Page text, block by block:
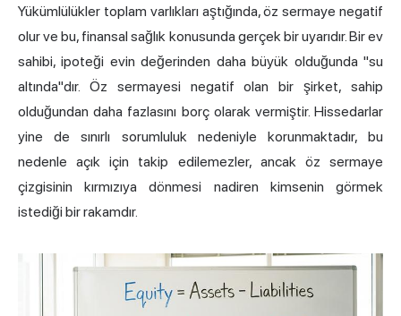
Yükümlülükler toplam varlıkları aştığında, öz sermaye negatif
olur ve bu, finansal sağlık konusunda gerçek bir uyarıdır. Bir ev
sahibi, ipoteği evin değerinden daha büyük olduğunda "su
altında"dır. Öz sermayesi negatif olan bir şirket, sahip
olduğundan daha fazlasını borç olarak vermiştir. Hissedarlar
yine de sınırlı sorumluluk nedeniyle korunmaktadır, bu
nedenle açık için takip edilemezler, ancak öz sermaye
çizgisinin kırmızıya dönmesi nadiren kimsenin görmek
istediği bir rakamdır.